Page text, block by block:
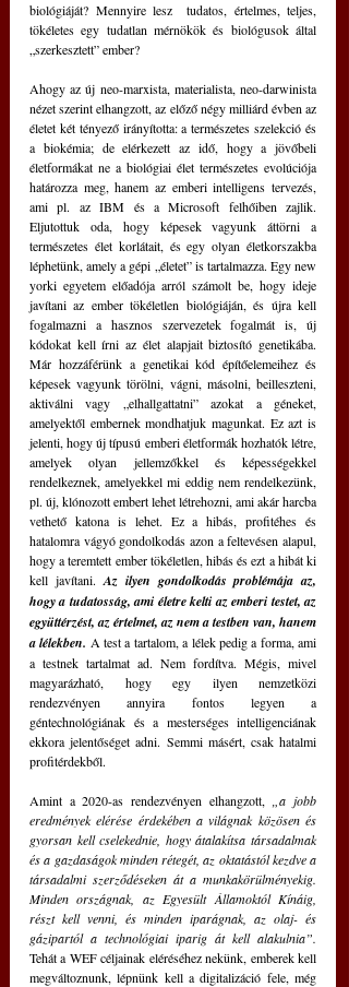
biológiáját? Mennyire lesz  tudatos, értelmes, teljes,
tökéletes egy tudatlan mérnökök és biológusok által
„szerkesztett” ember?
Ahogy az új neo-marxista, materialista, neo-darwinista
nézet szerint elhangzott, az előző négy milliárd évben az
életet két tényező irányította: a természetes szelekció és
a biokémia; de elérkezett az idő, hogy a jövőbeli
életformákat ne a biológiai élet természetes evolúciója
határozza meg, hanem az emberi intelligens tervezés,
ami pl. az IBM és a Microsoft felhőiben zajlik.
Eljutottuk oda, hogy képesek vagyunk áttörni a
természetes élet korlátait, és egy olyan életkorszakba
léphetünk, amely a gépi „életet” is tartalmazza. Egy new
yorki egyetem előadója arról számolt be, hogy ideje
javítani az ember tökéletlen biológiáján, és újra kell
fogalmazni a hasznos szervezetek fogalmát is, új
kódokat kell írni az élet alapjait biztosító genetikába.
Már hozzáférünk a genetikai kód építőelemeihez és
képesek vagyunk törölni, vágni, másolni, beilleszteni,
aktiválni vagy „elhallgattatni” azokat a géneket,
amelyektől embernek mondhatjuk magunkat. Ez azt is
jelenti, hogy új típusú emberi életformák hozhatók létre,
amelyek olyan jellemzőkkel és képességekkel
rendelkeznek, amelyekkel mi eddig nem rendelkezünk,
pl. új, klónozott embert lehet létrehozni, ami akár harcba
vethető katona is lehet. Ez a hibás, profitéhes és
hatalomra vágyó gondolkodás azon a feltevésen alapul,
hogy a teremtett ember tökéletlen, hibás és ezt a hibát ki
kell javítani. Az ilyen gondolkodás problémája az,
hogy a tudatosság, ami életre kelti az emberi testet, az
együttérzést, az értelmet, az nem a testben van, hanem
a lélekben. A test a tartalom, a lélek pedig a forma, ami
a testnek tartalmat ad. Nem fordítva. Mégis, mivel
magyarázható, hogy egy ilyen nemzetközi
rendezvényen annyira fontos legyen a
géntechnológiának és a mesterséges intelligenciának
ekkora jelentőséget adni. Semmi másért, csak hatalmi
profitérdekből.
Amint a 2020-as rendezvényen elhangzott,
„a jobb
eredmények elérése érdekében a világnak közösen és
gyorsan kell cselekednie, hogy átalakítsa társadalmak
és a gazdaságok minden rétegét, az oktatástól kezdve a
társadalmi szerződéseken át a munkakörülményekig.
Minden országnak, az Egyesült Államoktól Kínáig,
részt kell venni, és minden iparágnak, az olaj- és
gázipartól a technológiai iparig át kell alakulnia”.
Tehát a WEF céljainak eléréséhez nekünk, emberek kell
megváltoznunk, lépnünk kell a digitalizáció fele, még